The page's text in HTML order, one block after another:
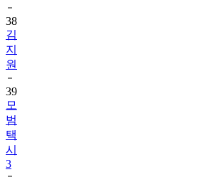
38
김
지
원
39
모
범
택
시
3